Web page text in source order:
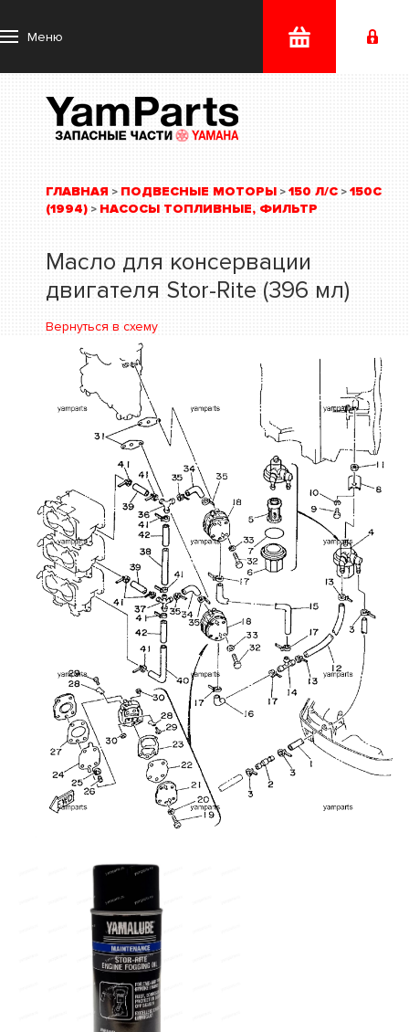
Меню
ГЛАВНАЯ > ПОДВЕСНЫЕ МОТОРЫ > 150 Л/С > 150C
(1994) > НАСОСЫ ТОПЛИВНЫЕ, ФИЛЬТР
Масло для консервации
двигателя Stor-Rite (396 мл)
Вернуться в схему